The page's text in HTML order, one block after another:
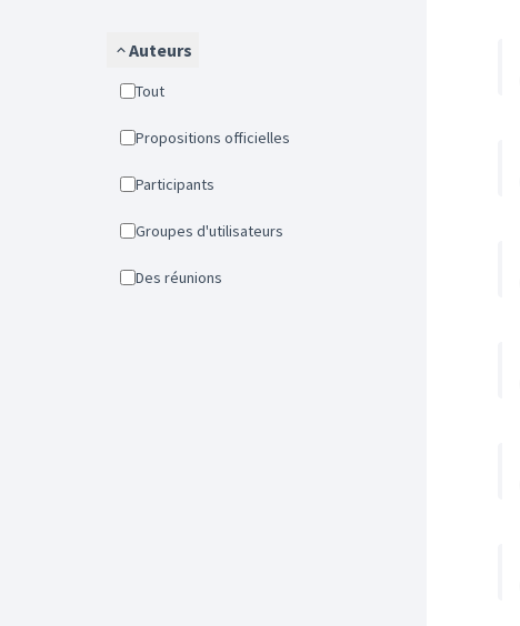
Auteurs
Tout
Propositions officielles
Participants
Groupes d'utilisateurs
Des réunions